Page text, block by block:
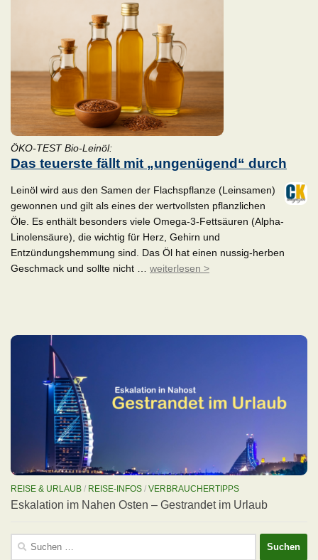
ÖKO-TEST Bio-Leinöl:
Das teuerste fällt mit „ungenügend“ durch
Leinöl wird aus den Samen der Flachspflanze (Leinsamen)
gewonnen und gilt als eines der wertvollsten pflanzlichen
Öle. Es enthält besonders viele Omega-3-Fettsäuren (Alpha-
Linolensäure), die wichtig für Herz, Gehirn und
Entzündungshemmung sind. Das Öl hat einen nussig-herben
Geschmack und sollte nicht … weiterlesen >
REISE & URLAUB / REISE-INFOS / VERBRAUCHERTIPPS
Eskalation im Nahen Osten – Gestrandet im Urlaub
Suchen